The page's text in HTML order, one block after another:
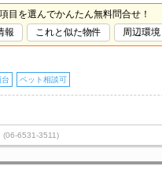
目を選んでかんたん無料問合せ！
報 これと似た物件 周辺環境
ペット相談可
(06-6531-3511)